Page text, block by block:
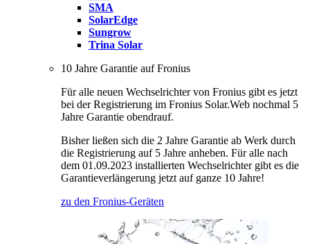
SMA
SolarEdge
Sungrow
Trina Solar
10 Jahre Garantie auf Fronius
Für alle neuen Wechselrichter von Fronius gibt es jetzt
bei der Registrierung im Fronius Solar.Web nochmal 5
Jahre Garantie obendrauf.
Bisher ließen sich die 2 Jahre Garantie ab Werk durch
die Registrierung auf 5 Jahre anheben. Für alle nach
dem 01.09.2023 installierten Wechselrichter gibt es die
Garantieverlängerung jetzt auf ganze 10 Jahre!
zu den Fronius-Geräten